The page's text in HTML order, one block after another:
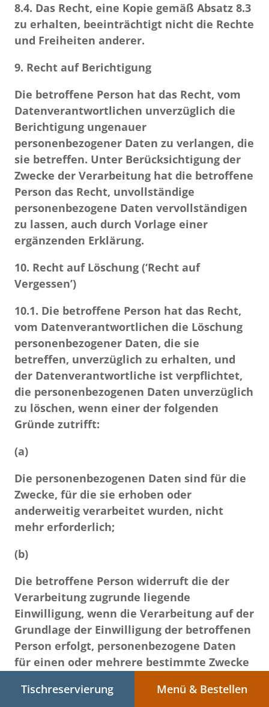
8.4. Das Recht, eine Kopie gemäß Absatz 8.3
zu erhalten, beeinträchtigt nicht die Rechte
und Freiheiten anderer.
9. Recht auf Berichtigung
Die betroffene Person hat das Recht, vom
Datenverantwortlichen unverzüglich die
Berichtigung ungenauer
personenbezogener Daten zu verlangen, die
sie betreffen. Unter Berücksichtigung der
Zwecke der Verarbeitung hat die betroffene
Person das Recht, unvollständige
personenbezogene Daten vervollständigen
zu lassen, auch durch Vorlage einer
ergänzenden Erklärung.
10. Recht auf Löschung (‘Recht auf
Vergessen’)
10.1. Die betroffene Person hat das Recht,
vom Datenverantwortlichen die Löschung
personenbezogener Daten, die sie
betreffen, unverzüglich zu erhalten, und
der Datenverantwortliche ist verpflichtet,
die personenbezogenen Daten unverzüglich
zu löschen, wenn einer der folgenden
Gründe zutrifft:
(a)
Die personenbezogenen Daten sind für die
Zwecke, für die sie erhoben oder
anderweitig verarbeitet wurden, nicht
mehr erforderlich;
(b)
Die betroffene Person widerruft die der
Verarbeitung zugrunde liegende
Einwilligung, wenn die Verarbeitung auf der
Grundlage der Einwilligung der betroffenen
Person erfolgt, personenbezogene Daten
für einen oder mehrere bestimmte Zwecke
Rechtsgrund für die Verarbeitung besteht;
Tischreservierung Menü & Bestellen